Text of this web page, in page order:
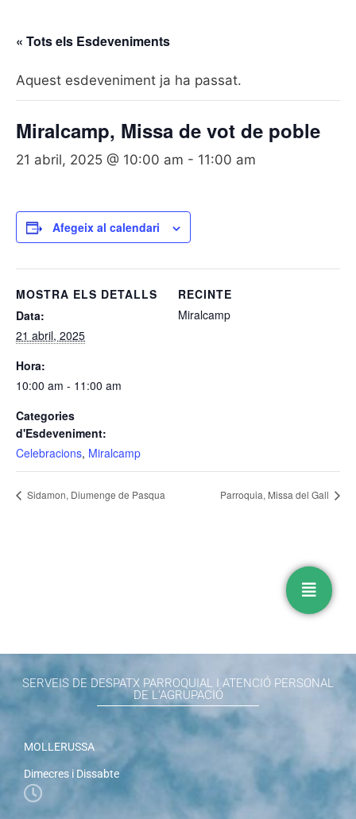
« Tots els Esdeveniments
Aquest esdeveniment ja ha passat.
Miralcamp, Missa de vot de poble
21 abril, 2025 @ 10:00 am - 11:00 am
Afegeix al calendari
MOSTRA ELS DETALLS
Data:
21 abril, 2025
Hora:
10:00 am - 11:00 am
Categories
d'Esdeveniment:
Celebracions, Miralcamp
RECINTE
Miralcamp
Sidamon, Diumenge de Pasqua Parroquia, Missa del Gall
SERVEIS DE DESPATX PARROQUIAL I ATENCIÓ PERSONAL
DE L'AGRUPACIÓ
MOLLERUSSA
Dimecres i Dissabte